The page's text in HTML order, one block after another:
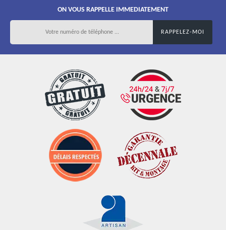
ON VOUS RAPPELLE IMMEDIATEMENT